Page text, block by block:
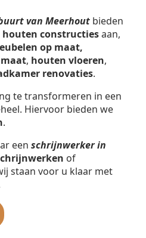
van Meerhout bieden
houten constructiesaan,
op maat,
, houten vloeren,
renovaties.
te transformeren in een
Hiervoor bieden we
.
een schrijnwerker in
of
staan voor u klaar met